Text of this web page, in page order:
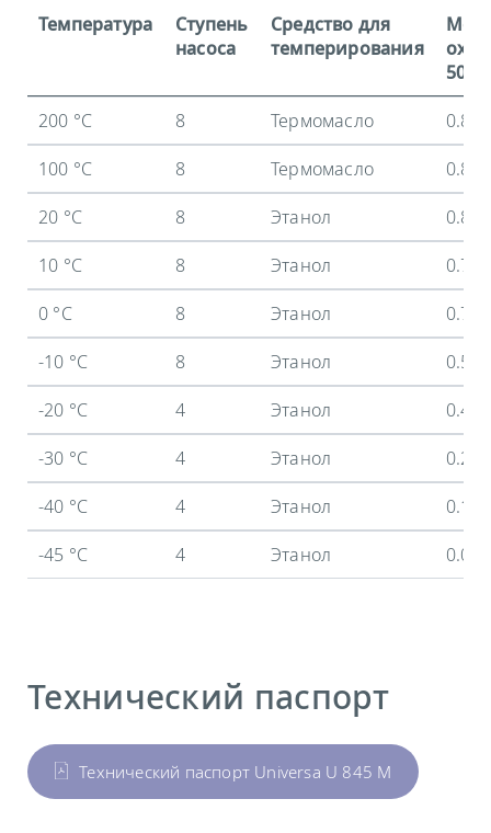
Температура
Ступень
насоса
Средство для
темперирования
50 Гц
200 °C
8 Термомасло
0.8
100 °C
8 Термомасло
0.8
20 °C
8 Этанол
0.8
10 °C
8 Этанол
0.73
0 °C
8 Этанол
0.7
-10 °C
8 Этанол
0.59
-20 °C
4 Этанол
0.44
-30 °C
4 Этанол
0.26
-40 °C
4 Этанол
0.12
-45 °C
4 Этанол 0.05
Технический паспорт
Технический паспорт Universa U 845 M